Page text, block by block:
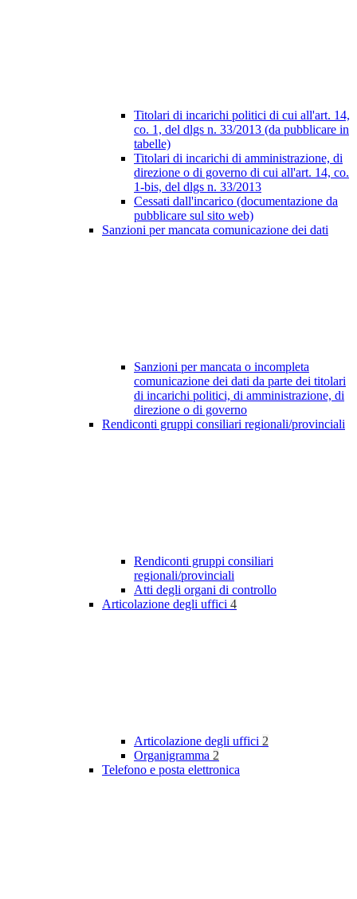
Titolari di incarichi politici di cui all'art. 14,
co. 1, del dlgs n. 33/2013 (da pubblicare in
tabelle)
Titolari di incarichi di amministrazione, di
direzione o di governo di cui all'art. 14, co.
1-bis, del dlgs n. 33/2013
Cessati dall'incarico (documentazione da
pubblicare sul sito web)
Sanzioni per mancata comunicazione dei dati
Sanzioni per mancata o incompleta
comunicazione dei dati da parte dei titolari
di incarichi politici, di amministrazione, di
direzione o di governo
Rendiconti gruppi consiliari regionali/provinciali
Rendiconti gruppi consiliari
regionali/provinciali
Atti degli organi di controllo
Articolazione degli uffici 4
Articolazione degli uffici 2
Organigramma 2
Telefono e posta elettronica